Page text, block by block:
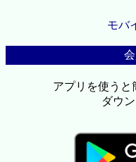
モバ
アプリを使うと
ダウ